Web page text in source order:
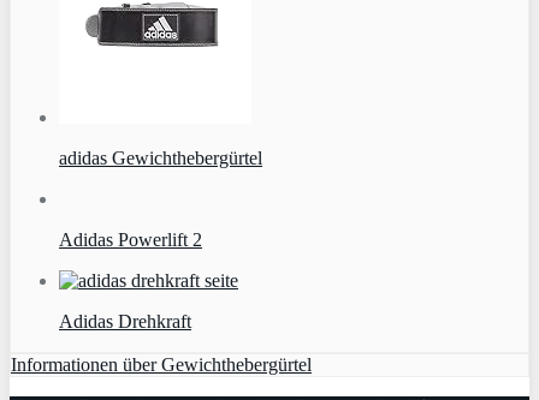
adidas Gewichthebergürtel
Adidas Powerlift 2
Adidas Drehkraft
Informationen über Gewichthebergürtel